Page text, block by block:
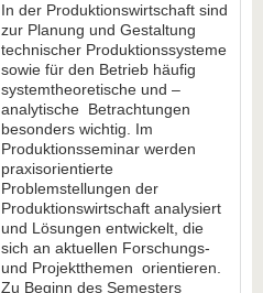
In der Produktionswirtschaft sind
zur Planung und Gestaltung
technischer Produktionssysteme
sowie für den Betrieb häufig
systemtheoretische und –
analytische Betrachtungen
besonders wichtig. Im
Produktionsseminar werden
praxisorientierte
Problemstellungen der
Produktionswirtschaft analysiert
und Lösungen entwickelt, die
sich an aktuellen Forschungs-
und Projektthemen orientieren.
Zu Beginn des Semesters